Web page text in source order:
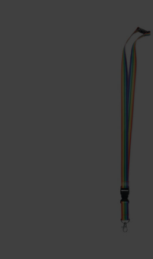
Sleutelhangers & Tools